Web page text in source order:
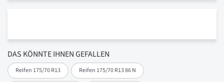
DAS KÖNNTE IHNEN GEFALLEN
Reifen 175/70 R13 Reifen 175/70 R13 86 N